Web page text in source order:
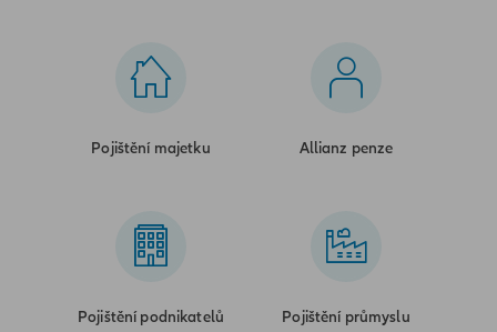
Pojištění majetku Allianz penze
Pojištění podnikatelů Pojištění průmyslu